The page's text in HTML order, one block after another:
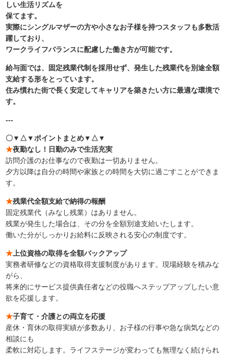
しい生活リズムを
保てます。
実際にシングルマザーの方や小さなお子様を持つスタッフも多数活
躍しており、
ワークライフバランスに配慮した働き方が可能です。
給与面では、固定残業代制を採用せず、発生した残業代を別途全額
支給する形をとっています。
住み慣れた街で長く安定してキャリアを築きたい方に最適な環境で
す。
---
〇▼△▼ポイントまとめ▼△▼
★夜勤なし！日勤のみで生活充実
訪問介護のお仕事なので夜勤は一切ありません。
夕方以降は自分の時間や家族との時間を大切に過ごすことができま
す。
★残業代全額支給で納得の報酬
固定残業代（みなし残業）はありません。
残業が発生した場合は、その分を全額別途支給いたします。
働いた分がしっかりお給料に反映される安心の制度です。
★上位資格の取得を全額バックアップ
実務者研修などの資格取得支援制度があります。現場経験を積みな
がら、
将来的にサービス提供責任者などの役職へステップアップしたい意
欲を応援します。
★子育て・介護との両立を応援
産休・育休の取得実績が多数あり、お子様の行事や急な病気などの
相談にも
柔軟に対応します。ライフステージが変わっても無理なく続けられ